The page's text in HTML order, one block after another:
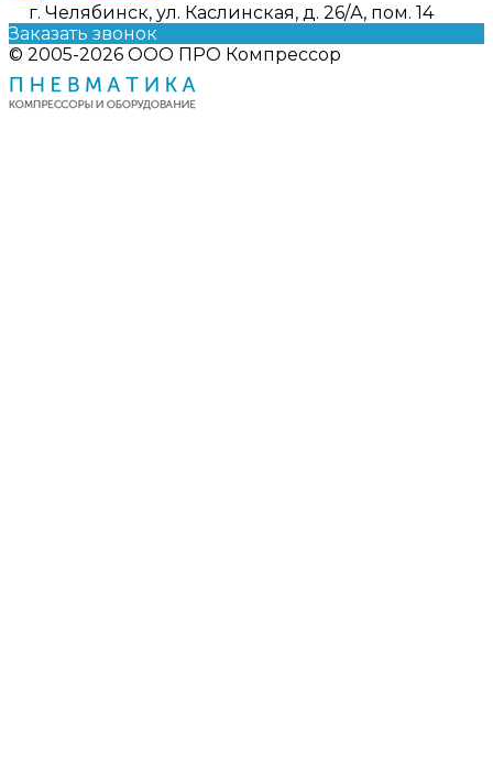
г. Челябинск, ул. Каслинская, д. 26/А, пом. 14
Заказать звонок
© 2005-2026 ООО ПРО Компрессор